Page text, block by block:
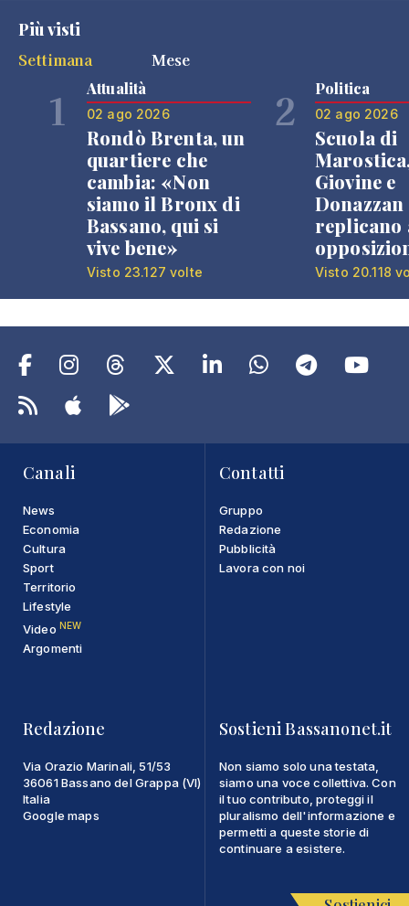
Più visti
Settimana
Mese
1 Attualità
02 ago 2026
Rondò Brenta, un
quartiere che
cambia: «Non
siamo il Bronx di
Bassano, qui si
vive bene»
Visto 23.127 volte
2 Politica
02 ago 2026
Scuola di
Giovine e
Donazzan
replicano
Visto 20.118
Canali
News
Economia
Cultura
Sport
Territorio
Lifestyle
Video NEW
Argomenti
Contatti
Gruppo
Redazione
Pubblicità
Lavora con noi
Redazione
Via Orazio Marinali, 51/53
36061 Bassano del Grappa (VI)
Italia
Google maps
Sostieni Bassanonet.it
Non siamo solo una testata,
siamo una voce collettiva. Con
il tuo contributo, proteggi il
pluralismo dell'informazione e
permetti a queste storie di
continuare a esistere.